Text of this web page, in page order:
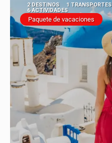
2 DESTINOS 1 TRANSPORTES
6 ACTIVIDADES
Paquete de vacaciones